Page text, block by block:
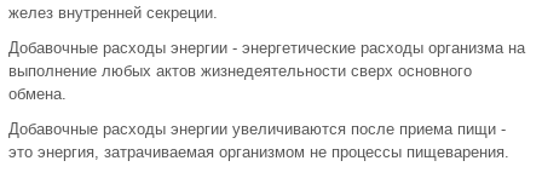
желез внутренней секреции.
Добавочные расходы энергии - энергетические расходы организма на
выполнение любых актов жизнедеятельности сверх основного
обмена.
Добавочные расходы энергии увеличиваются после приема пищи -
это энергия, затрачиваемая организмом не процессы пищеварения.